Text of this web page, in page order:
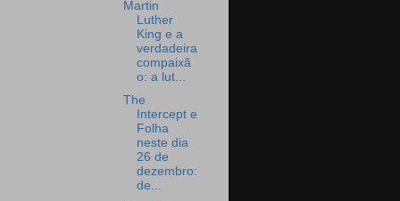
Martin
Luther
King e a
verdadeira
compaixã
o: a lut...
The
Intercept e
Folha
neste dia
26 de
dezembro:
de...